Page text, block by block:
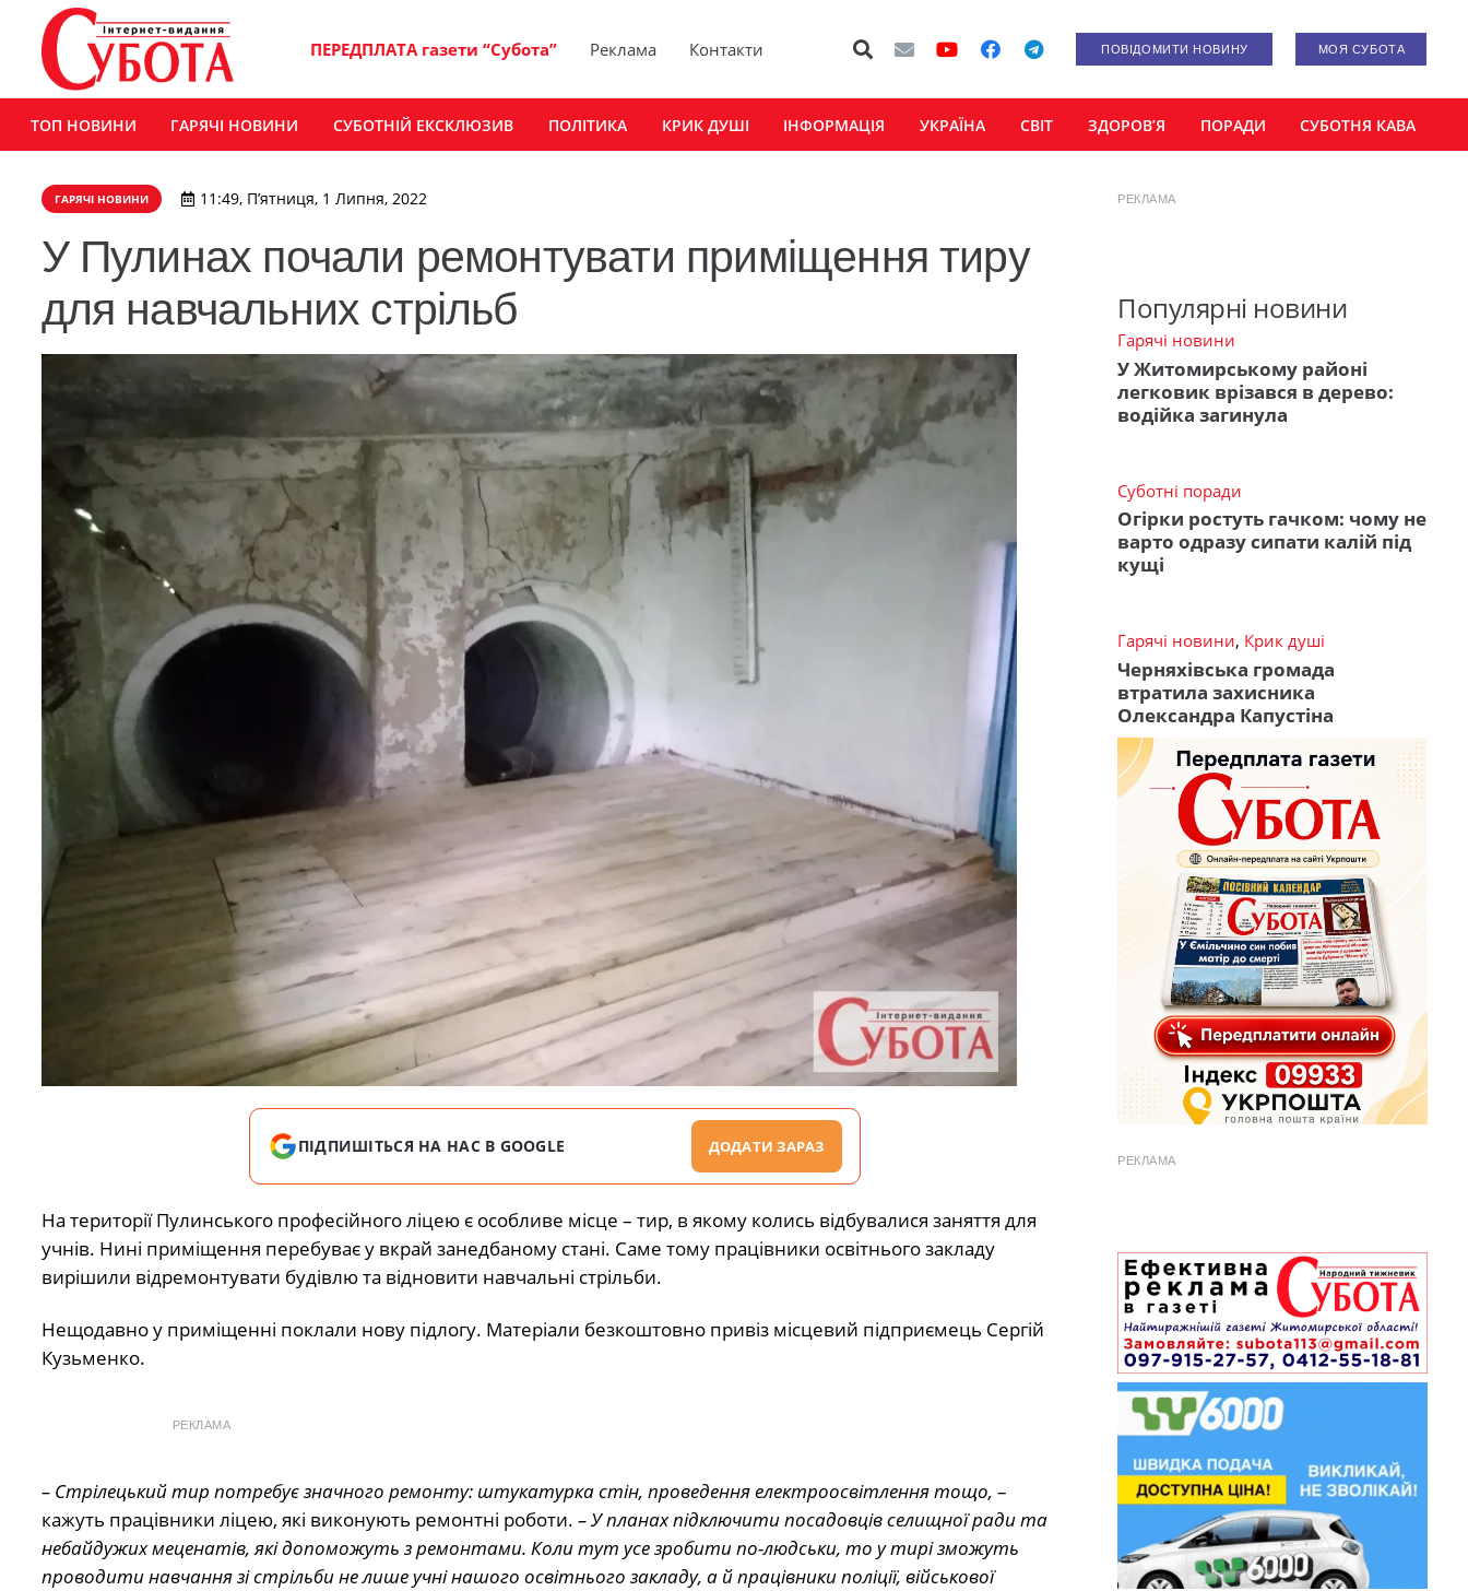
ПЕРЕДПЛАТА газети “Субота” Реклама Контакти ПОВІДОМИТИ НОВИНУ МОЯ СУБОТА
ТОП НОВИНИ ГАРЯЧІ НОВИНИ СУБОТНІЙ ЕКСКЛЮЗИВ ПОЛІТИКА КРИК ДУШІ ІНФОРМАЦІЯ УКРАЇНА СВІТ ЗДОРОВ’Я ПОРАДИ СУБОТНЯ КАВА
ГАРЯЧІ НОВИНИ 11:49, П’ятниця, 1 Липня, 2022
У Пулинах почали ремонтувати приміщення тиру
для навчальних стрільб
ПІДПИШІТЬСЯ НА НАС В GOOGLE ДОДАТИ ЗАРАЗ
На території Пулинського професійного ліцею є особливе місце – тир, в якому колись відбувалися заняття для
учнів. Нині приміщення перебуває у вкрай занедбаному стані. Саме тому працівники освітнього закладу
вирішили відремонтувати будівлю та відновити навчальні стрільби.
Нещодавно у приміщенні поклали нову підлогу. Матеріали безкоштовно привіз місцевий підприємець Сергій
Кузьменко.
РЕКЛАМА
– Стрілецький тир потребує значного ремонту: штукатурка стін, проведення електроосвітлення тощо, –
кажуть працівники ліцею, які виконують ремонтні роботи. – У планах підключити посадовців селищної ради та
небайдужих меценатів, які допоможуть з ремонтами. Коли тут усе зробити по-людськи, то у тирі зможуть
проводити навчання зі стрільби не лише учні нашого освітнього закладу, а й працівники поліції, військової
РЕКЛАМА
Популярні новини
Гарячі новини
У Житомирському районі
легковик врізався в дерево:
водійка загинула
Суботні поради
Огірки ростуть гачком: чому не
варто одразу сипати калій під
кущі
Гарячі новини, Крик душі
Черняхівська громада
втратила захисника
Олександра Капустіна
РЕКЛАМА